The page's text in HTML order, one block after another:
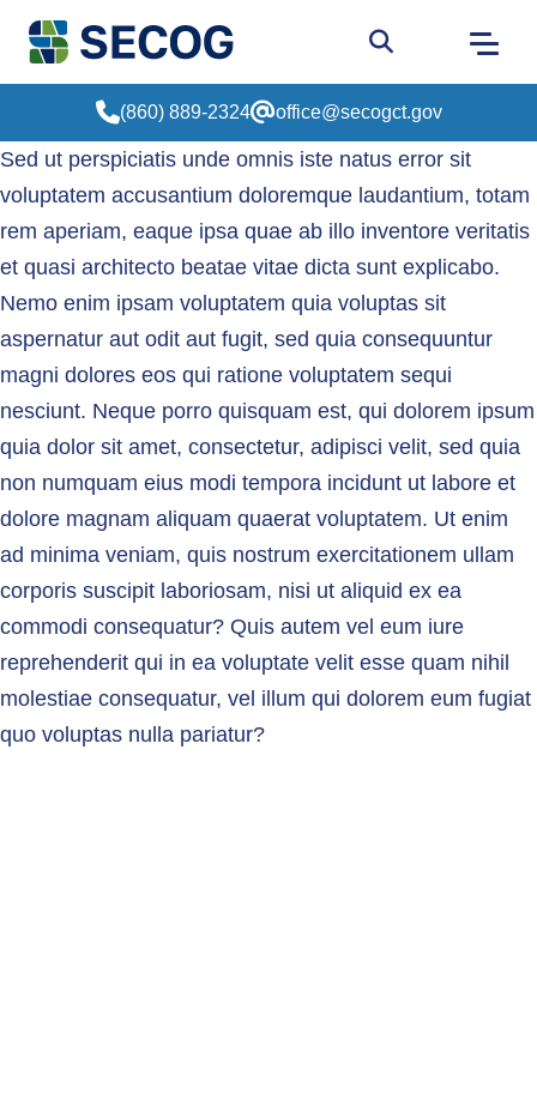
Return to Home
Go to site
(860) 889-2324 office@secogct.gov
Sed ut perspiciatis unde omnis iste natus error sit
voluptatem accusantium doloremque laudantium, totam
rem aperiam, eaque ipsa quae ab illo inventore veritatis
et quasi architecto beatae vitae dicta sunt explicabo.
Nemo enim ipsam voluptatem quia voluptas sit
aspernatur aut odit aut fugit, sed quia consequuntur
magni dolores eos qui ratione voluptatem sequi
nesciunt. Neque porro quisquam est, qui dolorem ipsum
quia dolor sit amet, consectetur, adipisci velit, sed quia
non numquam eius modi tempora incidunt ut labore et
dolore magnam aliquam quaerat voluptatem. Ut enim
ad minima veniam, quis nostrum exercitationem ullam
corporis suscipit laboriosam, nisi ut aliquid ex ea
commodi consequatur? Quis autem vel eum iure
reprehenderit qui in ea voluptate velit esse quam nihil
molestiae consequatur, vel illum qui dolorem eum fugiat
quo voluptas nulla pariatur?